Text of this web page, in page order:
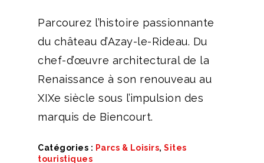
Parcourez l’histoire passionnante
du château d’Azay-le-Rideau. Du
chef-d’œuvre architectural de la
Renaissance à son renouveau au
XIXe siècle sous l’impulsion des
marquis de Biencourt.
Catégories : Parcs & Loisirs, Sites
touristiques